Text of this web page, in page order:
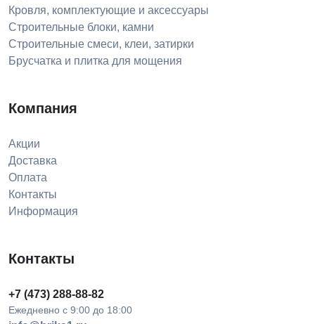
Кровля, комплектующие и аксессуары
Строительные блоки, камни
Строительные смеси, клеи, затирки
Брусчатка и плитка для мощения
Компания
Акции
Доставка
Оплата
Контакты
Информация
Контакты
+7 (473) 288-88-82
Ежедневно с 9:00 до 18:00